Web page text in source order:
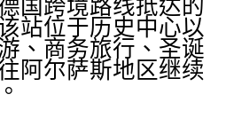
站位于历史中心以
、商务旅行、圣诞
阿尔萨斯地区继续